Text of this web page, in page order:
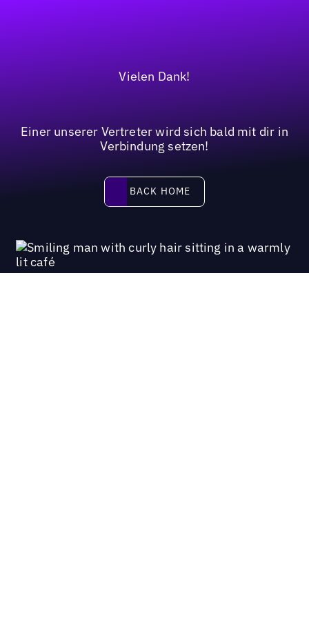
Vielen Dank!
Einer unserer Vertreter wird sich bald mit dir in
Verbindung setzen!
BACK HOME
BACK HOME